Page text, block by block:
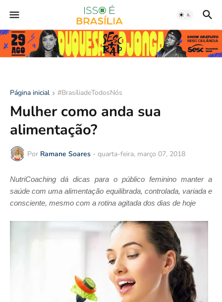
Página inicial #BrasíliadeTodosNós
Mulher como anda sua
alimentação?
Por Ramane Soares - quarta-feira, março 07, 2018
NutriCoaching dá dicas para o público feminino manter a
saúde com uma alimentação equilibrada, controlada, variada e
consciente, mesmo com a rotina agitada dos dias de hoje